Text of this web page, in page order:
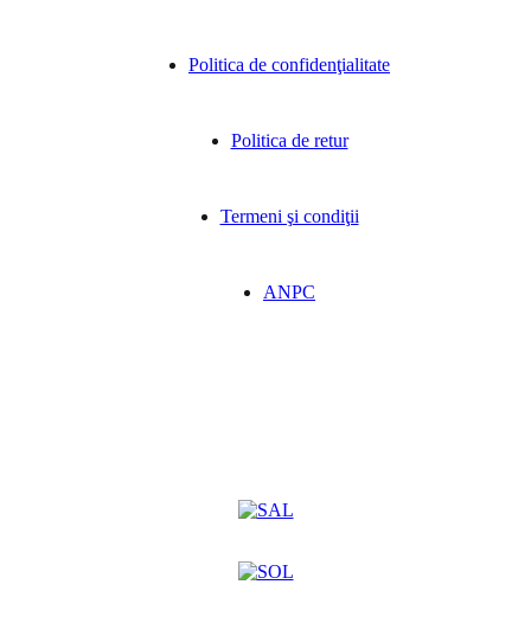
Politica de confidenţialitate
Politica de retur
Termeni şi condiţii
ANPC